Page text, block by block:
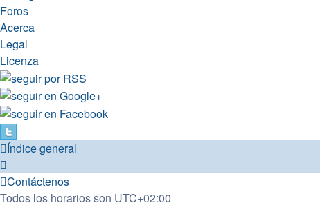
Foros
Acerca
Legal
Licenza
Índice general
Contáctenos
Todos los horarios son UTC+02:00